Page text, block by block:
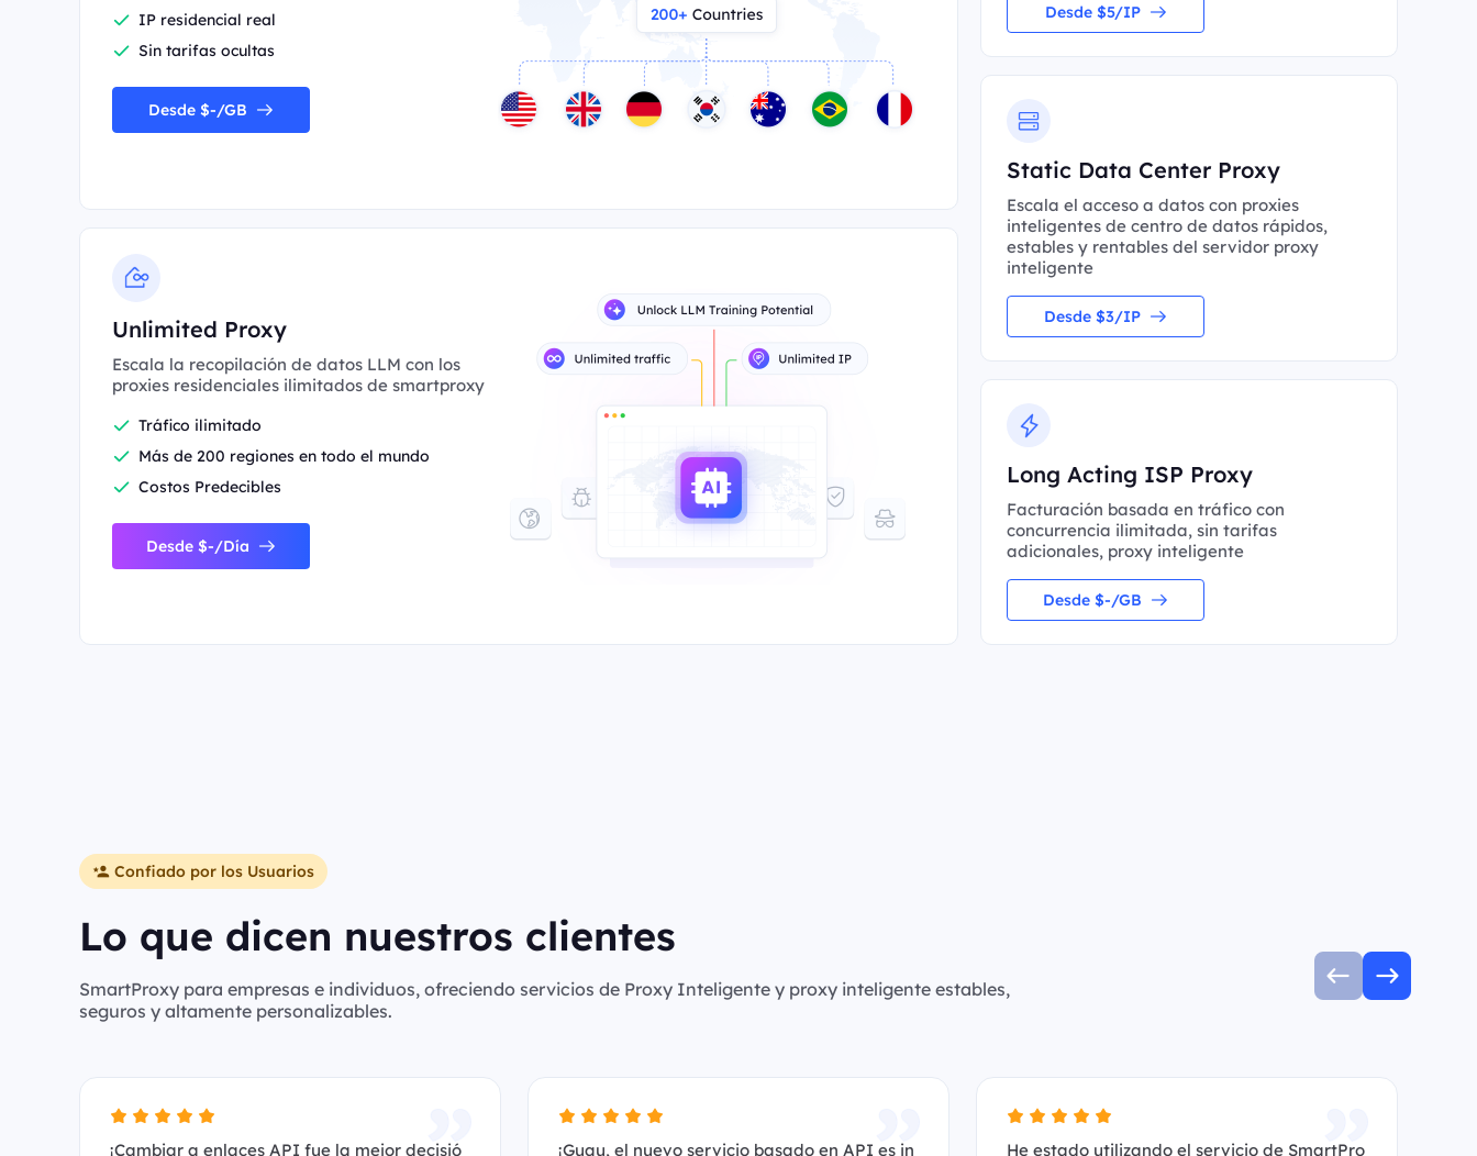
IP residencial real
Sin tarifas ocultas
Desde $-/GB
Unlimited Proxy
Escala la recopilación de datos LLM con los
proxies residenciales ilimitados de smartproxy
Tráfico ilimitado
Más de 200 regiones en todo el mundo
Costos Predecibles
Desde $-/Día
Desde $5/IP
Static Data Center Proxy
Escala el acceso a datos con proxies
inteligentes de centro de datos rápidos,
estables y rentables del servidor proxy
inteligente
Desde $3/IP
Long Acting ISP Proxy
Facturación basada en tráfico con
concurrencia ilimitada, sin tarifas
adicionales, proxy inteligente
Desde $-/GB
Confiado por los Usuarios
Lo que dicen nuestros clientes
SmartProxy para empresas e individuos, ofreciendo servicios de Proxy Inteligente y proxy inteligente estables,
seguros y altamente personalizables.
¡Cambiar a enlaces API fue la mejor decisió ¡Guau, el nuevo servicio basado en API es in He estado utilizando el servicio de SmartPro